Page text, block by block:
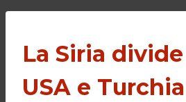
La Siria
USA e Turchia